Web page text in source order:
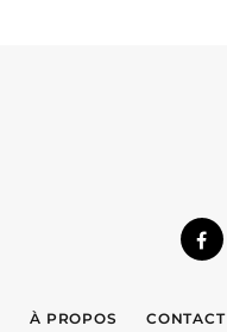
À PROPOS CONTACT